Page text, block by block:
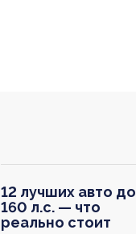
12 лучших авто до
160 л.с. — что
реально стоит